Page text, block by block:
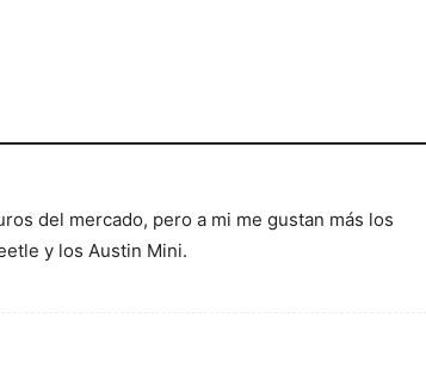
del mercado, pero a mi me gustan más los
y los Austin Mini.